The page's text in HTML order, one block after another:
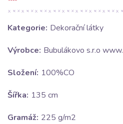
Kategorie: Dekorační látky
Výrobce: Bubulákovo s.r.o
Složení: 100%CO
Šířka: 135 cm
Gramáž: 225 g/m2